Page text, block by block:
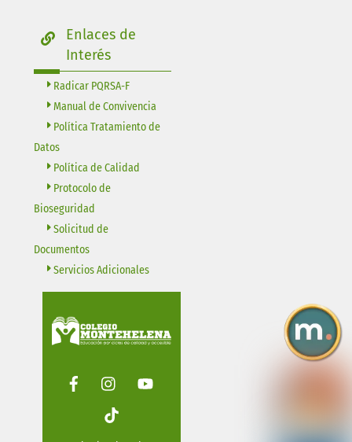
Enlaces de
Interés
Radicar PQRSA-F
Manual de Convivencia
Política Tratamiento de
Datos
Política de Calidad
Protocolo de
Bioseguridad
Solicitud de
Documentos
Servicios Adicionales
FacebookInstagramYoutube
Tiktok